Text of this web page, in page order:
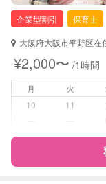
対応可能/特徴
企業型割引
保育士
大阪府大阪市平野区在
¥2,000〜 /1時間
月 火
10
11